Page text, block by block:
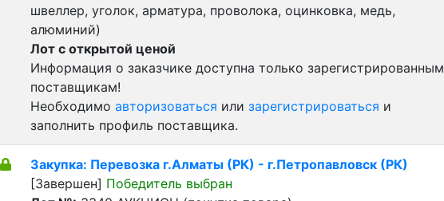
швеллер, уголок, арматура, проволока, оцинковка, медь,
алюминий)
Лот с открытой ценой
Информация о заказчике доступна только зарегистрированным
поставщикам!
Необходимо авторизоваться или зарегистрироваться и
заполнить профиль поставщика.
Закупка: Перевозка г.Алматы (РК) - г.Петропавловск (РК)
[Завершен] Победитель выбран